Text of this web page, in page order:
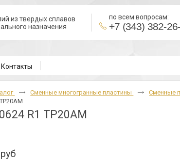
из твердых сплавов
назначения
по всем вопросам:
+7 (343) 382-
Контакты
Cменные многогранные пластины Сменные
R1 TP20AM